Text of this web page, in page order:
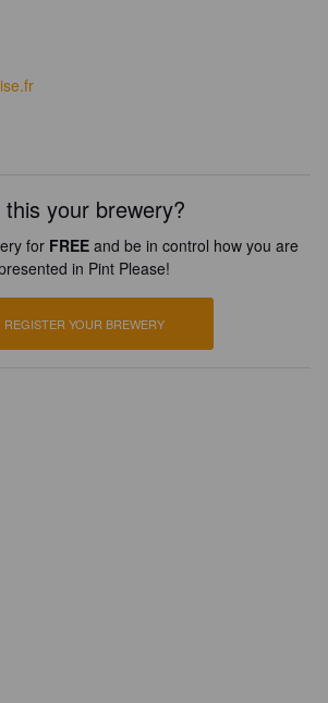
this your brewery?
for FREE and be in control how you are
in Pint Please!
REGISTER YOUR BREWERY